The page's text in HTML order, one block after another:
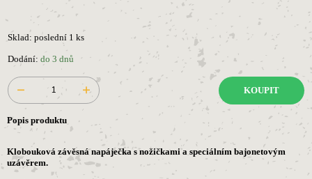
Sklad: poslední 1 ks
Dodání: do 3 dnů
KOUPIT
Popis produktu
Klobouková závěsná napáječka s nožičkami a speciálním bajonetovým
uzávěrem.